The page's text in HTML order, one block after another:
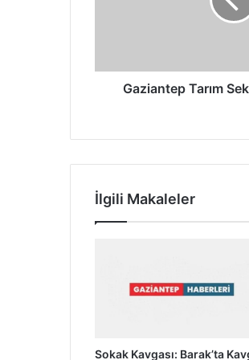
p
ı
e
k
t
i
Gaziantep Tarım
İlgili Makaleler
Sokak Kavgası: Barak’ta